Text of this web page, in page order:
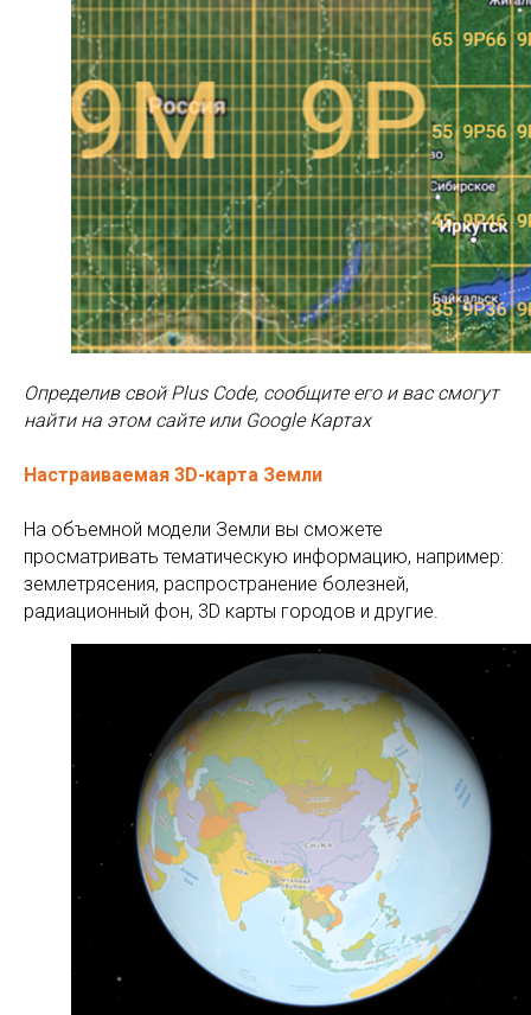
Определив свой Plus Code, сообщите его и вас смогут
найти на этом сайте или Google Картах
Настраиваемая 3D-карта Земли
На объемной модели Земли вы сможете
просматривать тематическую информацию, например:
землетрясения, распространение болезней,
радиационный фон, 3D карты городов и другие.